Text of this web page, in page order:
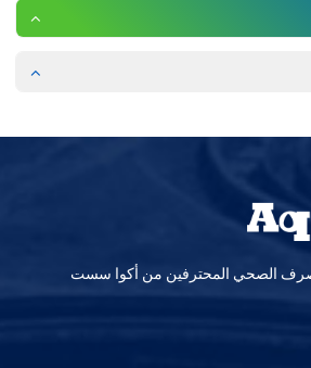
الصحي المحترفين من أكوا سست